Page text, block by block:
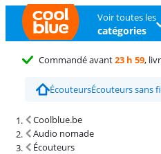
Voir toutes les
catégories
Commandé avant23 h 59,
ÉcouteursÉcouteurs sans
Coolblue.be
Audio nomade
Écouteurs
Résultats de recherche et tri